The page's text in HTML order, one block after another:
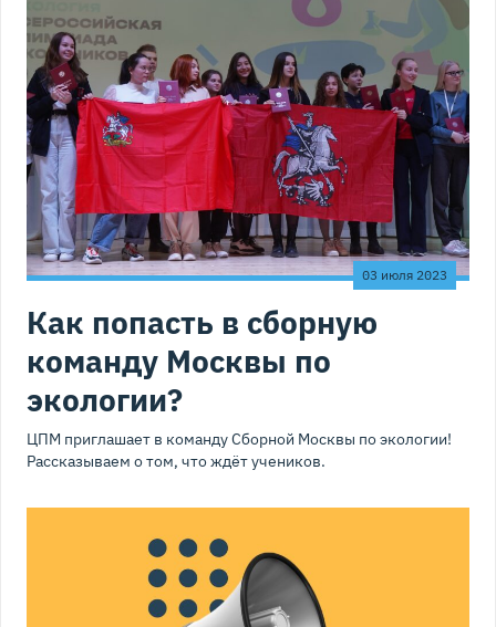
03 июля 2023
Как попасть в сборную
команду Москвы по
экологии?
ЦПМ приглашает в команду Сборной Москвы по экологии!
Рассказываем о том, что ждёт учеников.